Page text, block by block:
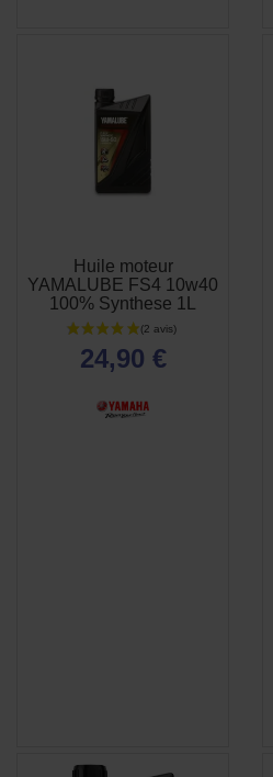
Huile moteur
YAMALUBE FS4 10w40
100% Synthese 1L
24,90 €
APERÇU
RAPIDE